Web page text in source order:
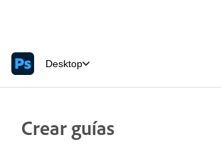
Desktop
Crear guías